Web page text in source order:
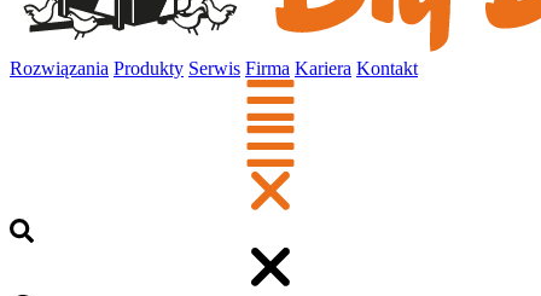
Rozwiązania Produkty Serwis Firma Kariera Kontakt